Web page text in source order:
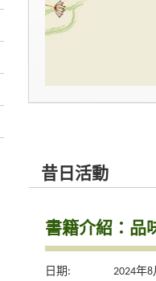
昔日活動
書籍介紹：品
日期:
2024年